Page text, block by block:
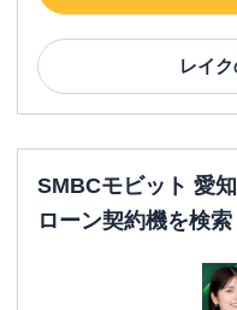
レイク
SMBCモビット 愛
ローン契約機を検索